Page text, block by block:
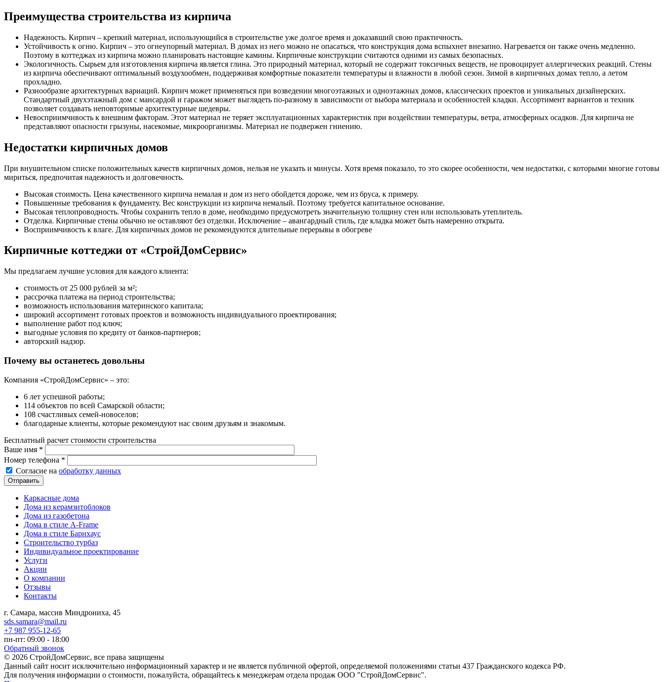
Преимущества строительства из кирпича
Надежность. Кирпич – крепкий материал, использующийся в строительстве уже долгое время и доказавший свою практичность.
Устойчивость к огню. Кирпич – это огнеупорный материал. В домах из него можно не опасаться, что конструкция дома вспыхнет внезапно. Нагревается он также очень медленно.
Поэтому в коттеджах из кирпича можно планировать настоящие камины. Кирпичные конструкции считаются одними из самых безопасных.
Экологичность. Сырьем для изготовления кирпича является глина. Это природный материал, который не содержит токсичных веществ, не провоцирует аллергических реакций. Стены
из кирпича обеспечивают оптимальный воздухообмен, поддерживая комфортные показатели температуры и влажности в любой сезон. Зимой в кирпичных домах тепло, а летом
прохладно.
Разнообразие архитектурных вариаций. Кирпич может применяться при возведении многоэтажных и одноэтажных домов, классических проектов и уникальных дизайнерских.
Стандартный двухэтажный дом с мансардой и гаражом может выглядеть по-разному в зависимости от выбора материала и особенностей кладки. Ассортимент вариантов и техник
позволяет создавать неповторимые архитектурные шедевры.
Невосприимчивость к внешним факторам. Этот материал не теряет эксплуатационных характеристик при воздействии температуры, ветра, атмосферных осадков. Для кирпича не
представляют опасности грызуны, насекомые, микроорганизмы. Материал не подвержен гниению.
Недостатки кирпичных домов
При внушительном списке положительных качеств кирпичных домов, нельзя не указать и минусы. Хотя время показало, то это скорее особенности, чем недостатки, с которыми многие готовы
мириться, предпочитая надежность и долговечность.
Высокая стоимость. Цена качественного кирпича немалая и дом из него обойдется дороже, чем из бруса, к примеру.
Повышенные требования к фундаменту. Вес конструкции из кирпича немалый. Поэтому требуется капитальное основание.
Высокая теплопроводность. Чтобы сохранить тепло в доме, необходимо предусмотреть значительную толщину стен или использовать утеплитель.
Отделка. Кирпичные стены обычно не оставляют без отделки. Исключение – авангардный стиль, где кладка может быть намеренно открыта.
Восприимчивость к влаге. Для кирпичных домов не рекомендуются длительные перерывы в обогреве
Кирпичные коттеджи от «СтройДомСервис»
Мы предлагаем лучшие условия для каждого клиента:
стоимость от 25 000 рублей за м²;
рассрочка платежа на период строительства;
возможность использования материнского капитала;
широкий ассортимент готовых проектов и возможность индивидуального проектирования;
выполнение работ под ключ;
выгодные условия по кредиту от банков-партнеров;
авторский надзор.
Почему вы останетесь довольны
Компания «СтройДомСервис» – это:
6 лет успешной работы;
114 объектов по всей Самарской области;
108 счастливых семей-новоселов;
благодарные клиенты, которые рекомендуют нас своим друзьям и знакомым.
Бесплатный расчет стоимости строительства
Ваше имя *
Номер телефона *
Согласие на обработку данных*
Согласие на обработку данных
Каркасные дома
Дома из керамзитоблоков
Дома из газобетона
Дома в стиле A-Frame
Дома в стиле Барнхаус
Строительство турбаз
Индивидуальное проектирование
Услуги
Акции
О компании
Отзывы
Контакты
г. Самара, массив Миндрониха, 45
sds.samara@mail.ru
+7 987 955-12-65
пн-пт: 09:00 - 18:00
Обратный звонок
© 2026 СтройДомСервис, все права защищены
Данный сайт носит исключительно информационный характер и не является публичной офертой, определяемой положениями статьи 437 Гражданского кодекса РФ.
Для получения информации о стоимости, пожалуйста, обращайтесь к менеджерам отдела продаж ООО "СтройДомСервис".